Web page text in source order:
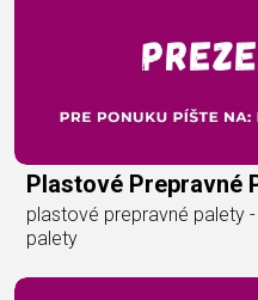
Plastové Prepravné
plastové prepravné palety
palety